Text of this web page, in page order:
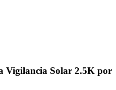
Vigilancia Solar 2.5K por